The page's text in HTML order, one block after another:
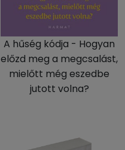
A hűség kódja - Hogyan
előzd meg a megcsalást,
mielőtt még eszedbe
jutott volna?